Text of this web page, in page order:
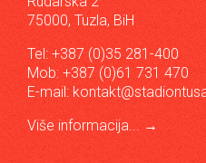
75000, Tuzla, BiH
Tel: +387 (0)35 281-400
Mob: +387 (0)61 731 470
E-mail:
Više informacija... →